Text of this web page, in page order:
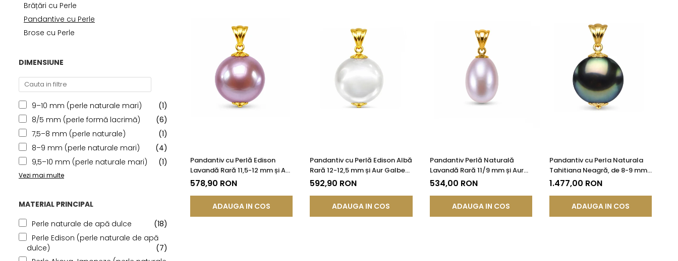
Brățări cu Perle
Pandantive cu Perle
Brose cu Perle
DIMENSIUNE
9–10 mm (perle naturale mari)
(1)
8/5 mm (perle formă lacrimă)
(6)
7,5–8 mm (perle naturale)
(1)
8–9 mm (perle naturale mari)
(4)
9,5–10 mm (perle naturale mari)
(1)
Vezi mai multe
MATERIAL PRINCIPAL
Perle naturale de apă dulce
(18)
Perle Edison (perle naturale de apă
dulce)
(7)
Pandantiv cu Perlă Edison
Lavandă Rară 11,5-12 mm și Aur
14K (aur 585) | KASKADDA®
578,90 RON
ADAUGA IN COS
Pandantiv cu Perlă Edison Albă
Rară 12-12,5 mm și Aur Galben
14K (aur 585) | KASKADDA®
592,90 RON
ADAUGA IN COS
Pandantiv Perlă Naturală
Lavandă Rară 11/9 mm și Aur
Galben 14K (aur 585) |
534,00 RON
ADAUGA IN COS
Pandantiv cu Perla Naturala
Tahitiana Neagră, de 8-9 mm
si Aur de 14k
1.477,00 RON
ADAUGA IN COS